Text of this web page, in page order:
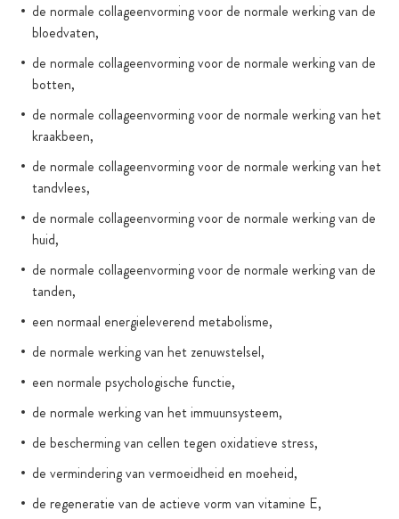
de normale collageenvorming voor de normale werking van de
bloedvaten,
de normale collageenvorming voor de normale werking van de
botten,
de normale collageenvorming voor de normale werking van het
kraakbeen,
de normale collageenvorming voor de normale werking van het
tandvlees,
de normale collageenvorming voor de normale werking van de
huid,
de normale collageenvorming voor de normale werking van de
tanden,
een normaal energieleverend metabolisme,
de normale werking van het zenuwstelsel,
een normale psychologische functie,
de normale werking van het immuunsysteem,
de bescherming van cellen tegen oxidatieve stress,
de vermindering van vermoeidheid en moeheid,
de regeneratie van de actieve vorm van vitamine E,